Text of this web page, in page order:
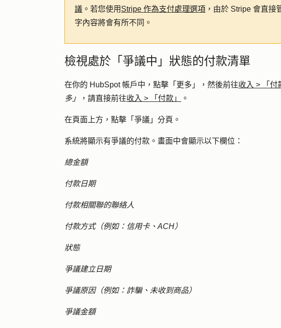
議 。若您使用 Stripe 作為支付處理選項 ，由於 Stripe 會直
字內容將會有所不同。
檢視處於「爭議中」狀態的付款清單
在你的 HubSpot 帳戶中，點擊 「更多」 ，然後前往收入 > 「付
多」
，請直接前往收入 > 「付款」 。
在頁面上方，點擊「 爭議 」分頁。
系統將顯示有爭議的付款。畫面中會顯示以下欄位：
總金額
付款日期
付款相關聯的聯絡人
付款方式（例如：信用卡、ACH）
狀態
爭議建立日期
爭議原因（例如：詐騙、未收到商品）
爭議金額